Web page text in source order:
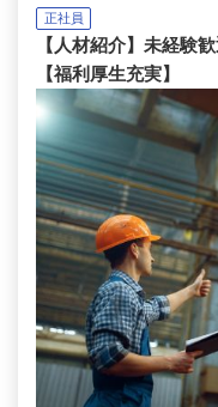
正社員
【人材紹介】未経験
【福利厚生充実】